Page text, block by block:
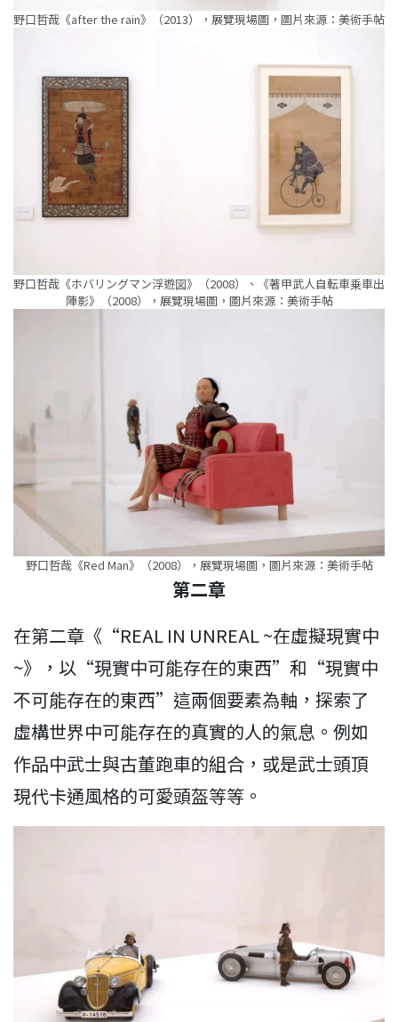
野口哲哉《after the rain》（2013），展覽現場圖，圖片來源：美術手帖
野口哲哉《ホバリングマン浮遊図》（2008）、《著甲武人自転車乗車出
陣影》（2008），展覽現場圖，圖片來源：美術手帖
野口哲哉《Red Man》（2008），展覽現場圖，圖片來源：美術手帖
第二章
在第二章《“REAL IN UNREAL ~在虛擬現實中
~》，以“現實中可能存在的東西”和“現實中
不可能存在的東西”這兩個要素為軸，探索了
虛構世界中可能存在的真實的人的氣息。例如
作品中武士與古董跑車的組合，或是武士頭頂
現代卡通風格的可愛頭盔等等。